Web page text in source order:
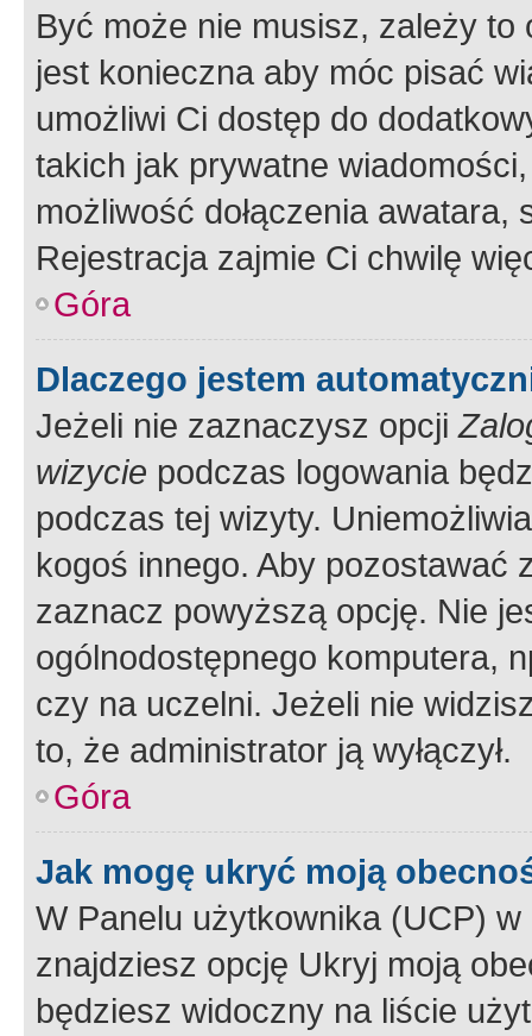
Być może nie musisz, zależy
jest konieczna aby móc pisać
umożliwi Ci dostęp do
takich jak prywatne
możliwość dołączenia
Rejestracja zajmie Ci chwilę
Góra
Dlaczego jestem
Jeżeli nie zaznaczysz opcji
wizycie podczas logowania
podczas tej wizyty.
kogoś innego. Aby pozostawać
zaznacz powyższą opcję. Nie
ogólnodostępnego komputera,
czy na uczelni. Jeżeli nie
to, że administrator ją wyłączył.
Góra
Jak mogę ukryć moją
W Panelu użytkownika (UCP) w
znajdziesz opcję Ukryj moją
będziesz widoczny na liście